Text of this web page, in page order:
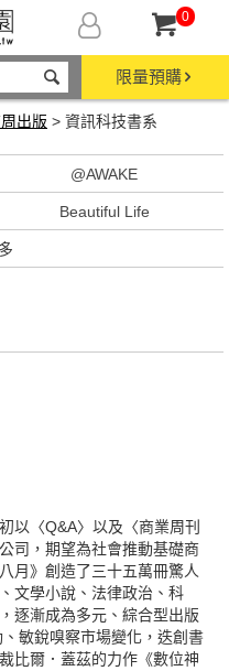
0
限量預購
出版 > 資訊科技書系
@AWAKE
Beautiful Life
以〈Q&A〉以及〈商業周刊
司，期望為社會推動基礎商
月》創造了三十五萬冊驚人
文學小說、法律政治、科
逐漸成為多元、綜合型出版
敏銳嗅察市場變化，迭創書
比爾．蓋茲的力作《數位神